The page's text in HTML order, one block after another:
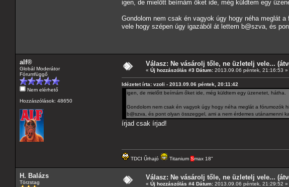
igen, de mielőtt beírnám őket ide, még küldtem egy
Gondolom nem csak én vagyok úgy hogy néha meglát
vele hogy szépen úgy igazából át lettem b@szva, és
alf®
Globál Moderátor
Fórumfüggő
Nem elérhető
Hozzászólások: 48650
Válasz: Ne vásárolj tőle, ne üzletelj vele...
« Új hozzászólás #3 Dátum: 2013.09.06 péntek, 21:16:53 »
Idézetet írta: vzoli - 2013.09.06 péntek, 20:11:42
igen, de mielőtt beírnám őket ide, még küldtem egy üzenetet, hátha.
Gondolom nem csak én vagyok úgy hogy néha meglát a fórumozók
b@szva, és pont olyan összeggel, ami a nem érdemes utánamenni
írjad csak írjad!
TDCI Űrhajó Titanium Smax 18"
H. Balázs
Törzstag
Válasz: Ne vásárolj tőle, ne üzletelj vele...
« Új hozzászólás #4 Dátum: 2013.09.06 péntek, 21:29:52 »